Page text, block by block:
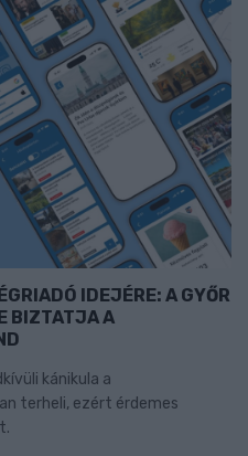
IDEJÉRE: A GYŐR
BIZTATJA A
kánikula a
terheli, ezért érdemes